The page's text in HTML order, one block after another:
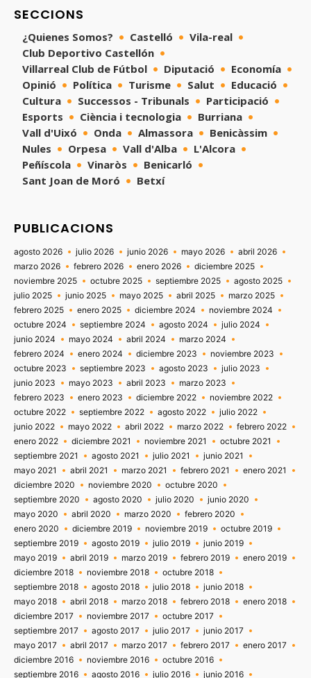
SECCIONS
¿Quienes Somos? Castelló
Vila-real
Club Deportivo Castellón
Villarreal Club de Fútbol
Diputació
Economía
Opinió
Política Turisme Salut
Educació
Cultura
Successos - Tribunals
Participació
Esports
Ciència i tecnologia
Burriana
Vall d'Uixó
Onda Almassora
Benicàssim
Nules
Orpesa Vall d'Alba
L'Alcora
Peñíscola
Vinaròs
Benicarló
Sant Joan de Moró
Betxí
PUBLICACIONS
agosto 2026 julio 2026 junio 2026 mayo 2026
abril 2026
marzo 2026
febrero 2026 enero 2026
diciembre 2025
noviembre 2025
octubre 2025 septiembre 2025
agosto 2025
julio 2025
junio 2025 mayo 2025 abril 2025
marzo 2025
febrero 2025
enero 2025 diciembre 2024
noviembre 2024
octubre 2024
septiembre 2024 agosto 2024
julio 2024
junio 2024
mayo 2024 abril 2024
marzo 2024
febrero 2024
enero 2024 diciembre 2023
noviembre 2023
octubre 2023
septiembre 2023 agosto 2023
julio 2023
junio 2023
mayo 2023 abril 2023
marzo 2023
febrero 2023
enero 2023 diciembre 2022
noviembre 2022
octubre 2022
septiembre 2022 agosto 2022
julio 2022
junio 2022
mayo 2022 abril 2022 marzo 2022
febrero 2022
enero 2022
diciembre 2021 noviembre 2021
octubre 2021
septiembre 2021
agosto 2021 julio 2021
junio 2021
mayo 2021
abril 2021 marzo 2021 febrero 2021
enero 2021
diciembre 2020
noviembre 2020
octubre 2020
septiembre 2020
agosto 2020 julio 2020
junio 2020
mayo 2020
abril 2020 marzo 2020
febrero 2020
enero 2020
diciembre 2019 noviembre 2019
octubre 2019
septiembre 2019
agosto 2019 julio 2019
junio 2019
mayo 2019
abril 2019 marzo 2019 febrero 2019
enero 2019
diciembre 2018
noviembre 2018
octubre 2018
septiembre 2018
agosto 2018 julio 2018
junio 2018
mayo 2018
abril 2018 marzo 2018 febrero 2018
enero 2018
diciembre 2017
noviembre 2017
octubre 2017
septiembre 2017
agosto 2017 julio 2017
junio 2017
mayo 2017
abril 2017 marzo 2017 febrero 2017
enero 2017
diciembre 2016
noviembre 2016
octubre 2016
septiembre 2016
agosto 2016 julio 2016 junio 2016